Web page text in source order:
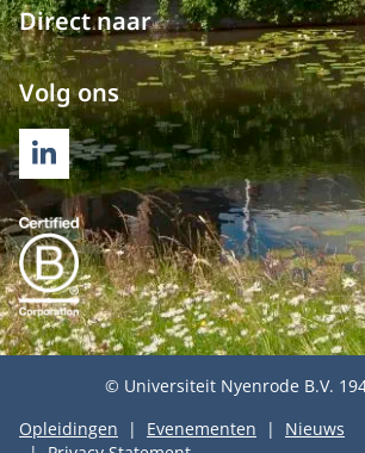
Direct naar
Volg ons
LINKEDIN
© Universiteit Nyenrode B.V.
Opleidingen
Evenementen
Nieuws